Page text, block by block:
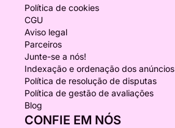
Política de cookies
CGU
Aviso legal
Parceiros
Junte-se a nós!
Indexação e ordenação dos anúncios
Política de resolução de disputas
Política de gestão de avaliações
Blog
CONFIE EM NÓS